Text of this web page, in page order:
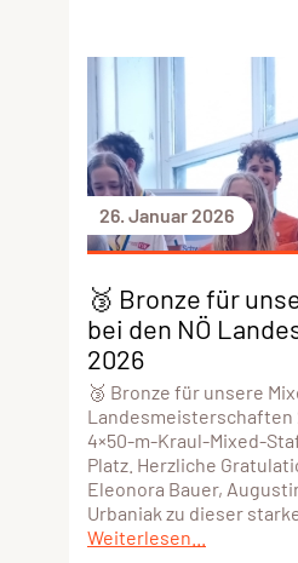
26. Januar 2026
🥉 Bronze für
bei den NÖ
2026
🥉 Bronze für unsere
4×50-m-Kraul-Mixed-
Platz. Herzliche
Eleonora Bauer,
Urbaniak zu dieser
Weiterlesen...